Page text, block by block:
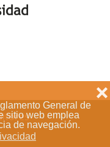
General de
sitio web emplea
de navegación.
❌